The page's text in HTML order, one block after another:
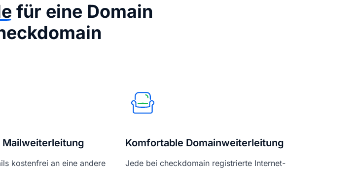
für eine Domain
Mailweiterleitung
kostenfrei an eine andere
Komfortable Domainweiterleitung
Jede bei checkdomain registrierte Internet-